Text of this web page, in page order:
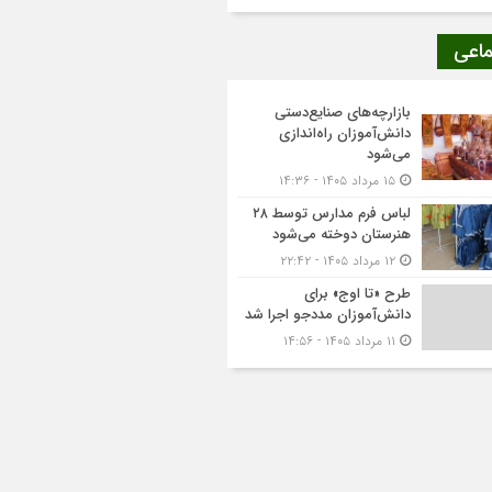
بازارچه‌های صنایع‌دستی
دانش‌آموزان راه‌اندازی
می‌شود
لباس فرم مدارس توسط ۲۸
هنرستان‌ دوخته می‌شود
طرح «تا اوج» برای
دانش‌آموزان مددجو اجرا شد